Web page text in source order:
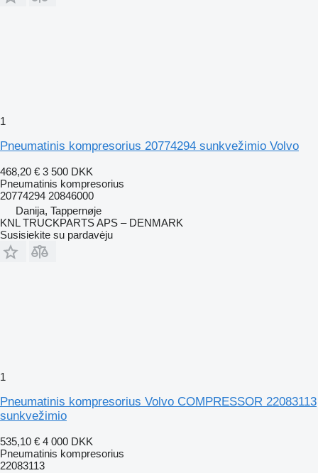
1
Pneumatinis kompresorius 20774294 sunkvežimio Volvo
468,20 € 3 500 DKK
Pneumatinis kompresorius
20774294 20846000
Danija, Tappernøje
KNL TRUCKPARTS APS – DENMARK
Susisiekite su pardavėju
1
Pneumatinis kompresorius Volvo COMPRESSOR 22083113
sunkvežimio
535,10 € 4 000 DKK
Pneumatinis kompresorius
22083113